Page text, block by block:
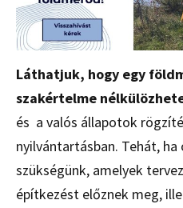
Láthatjuk, hogy egy
szakértelme
és a valós állapotok
nyilvántartásban. Tehát,
szükségünk, amelyek
építkezést előznek meg,